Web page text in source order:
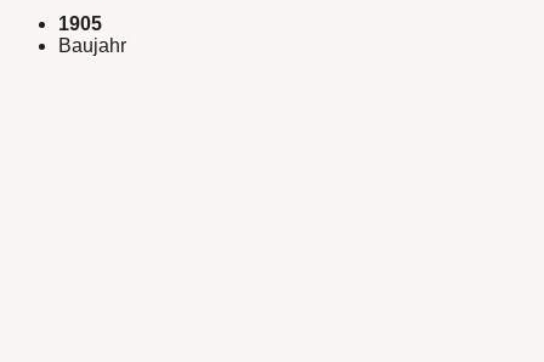
1905
Baujahr